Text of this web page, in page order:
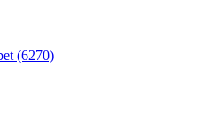
(6270)